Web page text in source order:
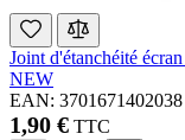
Joint d'étanchéité
NEW
EAN: 3701671402038
1,90 € TTC